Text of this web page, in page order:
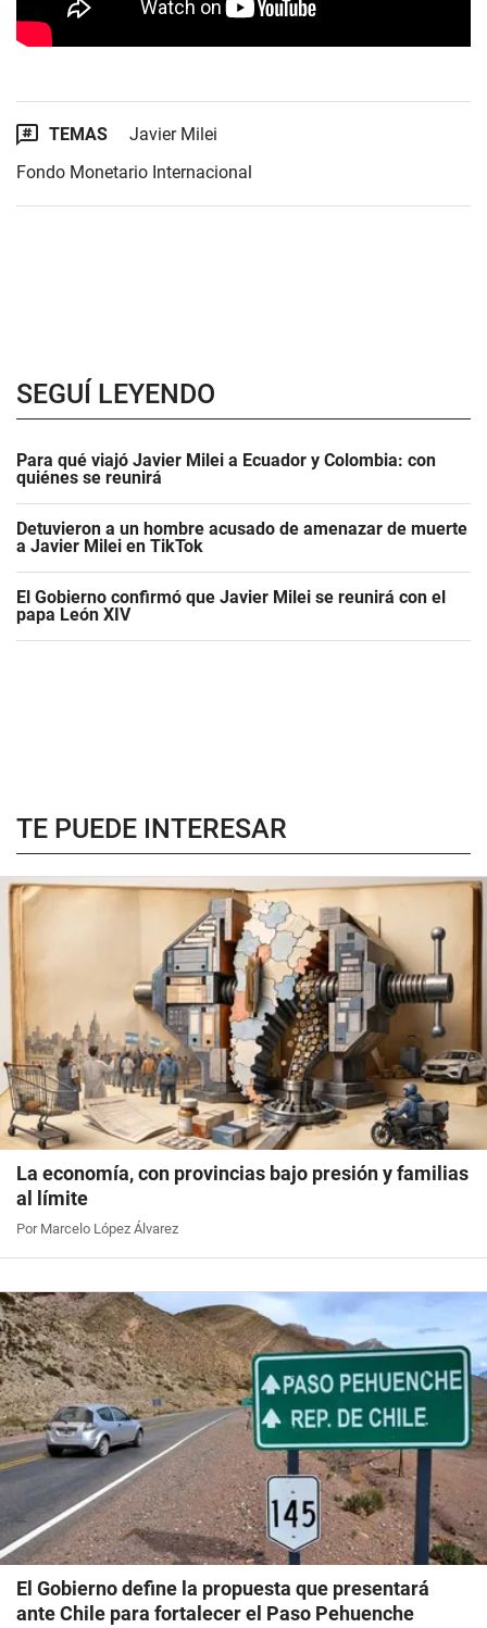
TEMAS
Javier Milei
Fondo Monetario Internacional
SEGUÍ LEYENDO
Para qué viajó Javier Milei a Ecuador y Colombia: con
quiénes se reunirá
Detuvieron a un hombre acusado de amenazar de muerte
a Javier Milei en TikTok
El Gobierno confirmó que Javier Milei se reunirá con el
papa León XIV
TE PUEDE INTERESAR
La economía, con provincias bajo presión y familias
al límite
Por Marcelo López Álvarez
El Gobierno define la propuesta que presentará
ante Chile para fortalecer el Paso Pehuenche